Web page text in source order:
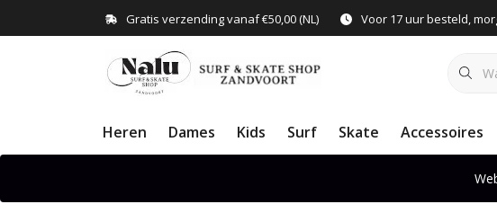
Gratis verzending vanaf €50,00 (NL) Voor 17 uur besteld,
Heren Dames Kids Surf Skate Accessoires